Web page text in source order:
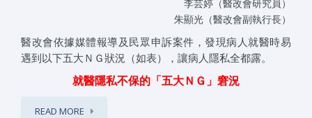
李芸婷（醫改會研究員）
朱顯光（醫改會副執行長）
醫改會依據媒體報導及民眾申訴案件，發現病人就醫時易
遇到以下五大ＮＧ狀況（如表），讓病人隱私全都露。
就醫隱私不保的「五大ＮＧ」窘況
READ MORE